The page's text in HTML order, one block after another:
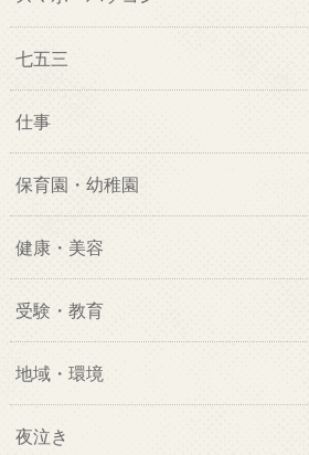
七五三
仕事
保育園・幼稚園
健康・美容
受験・教育
地域・環境
夜泣き